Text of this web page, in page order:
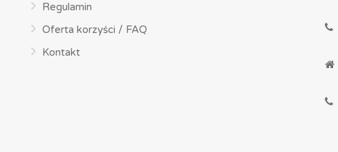
Regulamin
Oferta korzyści / FAQ
Kontakt